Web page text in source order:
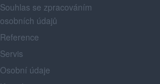
Souhlas se zpracováním
osobních údajů
Reference
Servis
Osobní údaje